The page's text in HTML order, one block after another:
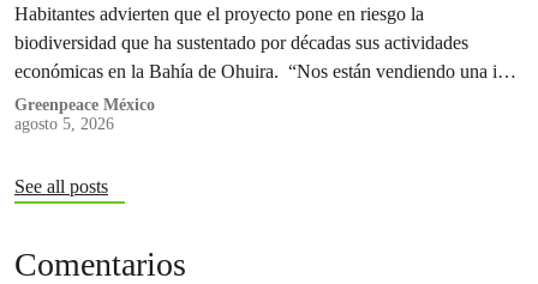
Habitantes advierten que el proyecto pone en riesgo la
biodiversidad que ha sustentado por décadas sus actividades
económicas en la Bahía de Ohuira. “Nos están vendiendo una idea
de progreso y desarrollo, pero eso ya existía en nuestra Bahía”,
afirman
Greenpeace México
agosto 5, 2026
See all posts
Comentarios